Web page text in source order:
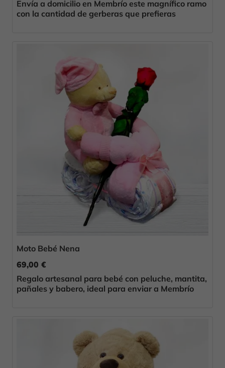
Envía a domicilio en Membrío este magnífico ramo
con la cantidad de gerberas que prefieras
Moto Bebé Nena
69,00 €
Regalo artesanal para bebé con peluche, mantita,
pañales y babero, ideal para enviar a Membrío